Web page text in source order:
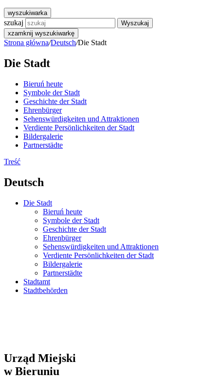
wyszukiwarka
szukaj
Wyszukaj
xzamknij wyszukiwarkę
Strona główna/Deutsch/Die Stadt
Die Stadt
Bieruń heute
Symbole der Stadt
Geschichte der Stadt
Ehrenbürger
Sehenswürdigkeiten und Attraktionen
Verdiente Persönlichkeiten der Stadt
Bildergalerie
Partnerstädte
Treść
Deutsch
Die Stadt
Bieruń heute
Symbole der Stadt
Geschichte der Stadt
Ehrenbürger
Sehenswürdigkeiten und Attraktionen
Verdiente Persönlichkeiten der Stadt
Bildergalerie
Partnerstädte
Stadtamt
Stadtbehörden
Urząd Miejski
w Bieruniu